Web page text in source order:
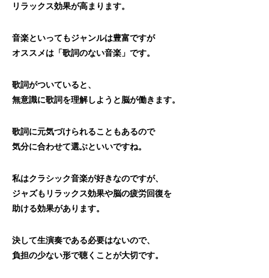
リラックス効果が高まります。
音楽といってもジャンルは豊富ですが
オススメは「歌詞のない音楽」です。
歌詞がついていると、
無意識に歌詞を理解しようと脳が働きます。
歌詞に元気づけられることもあるので
気分に合わせて選ぶといいですね。
私はクラシック音楽が好きなのですが、
ジャズもリラックス効果や脳の疲労回復を
助ける効果があります。
決して生演奏である必要はないので、
負担の少ない形で聴くことが大切です。